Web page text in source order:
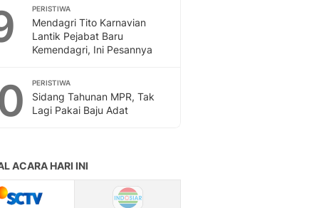
PERISTIWA
Mendagri Tito Karnavian
Lantik Pejabat Baru
Kemendagri, Ini Pesannya
PERISTIWA
Sidang Tahunan MPR, Tak
Lagi Pakai Baju Adat